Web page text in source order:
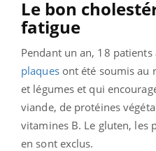
Le bon
fatigue
Pendant un an, 18 patients
plaquesont été soumis au
et légumes et qui
viande, de protéines
vitamines B. Le gluten, les
en sont exclus.